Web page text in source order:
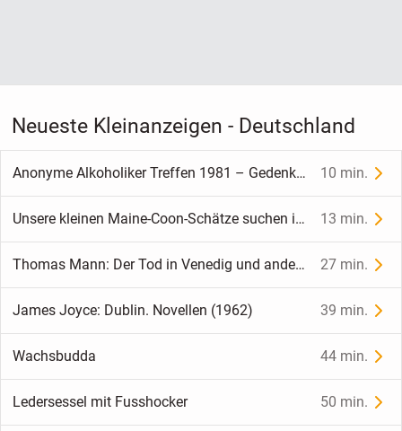
Neueste Kleinanzeigen - Deutschland
Anonyme Alkoholiker Treffen 1981 – Gedenkmedaille 10 min.
Unsere kleinen Maine-Coon-Schätze suchen ihr Zuhause 13 min.
Thomas Mann: Der Tod in Venedig und andere Erzählungen (1962) 27 min.
James Joyce: Dublin. Novellen (1962) 39 min.
Wachsbudda 44 min.
Ledersessel mit Fusshocker 50 min.